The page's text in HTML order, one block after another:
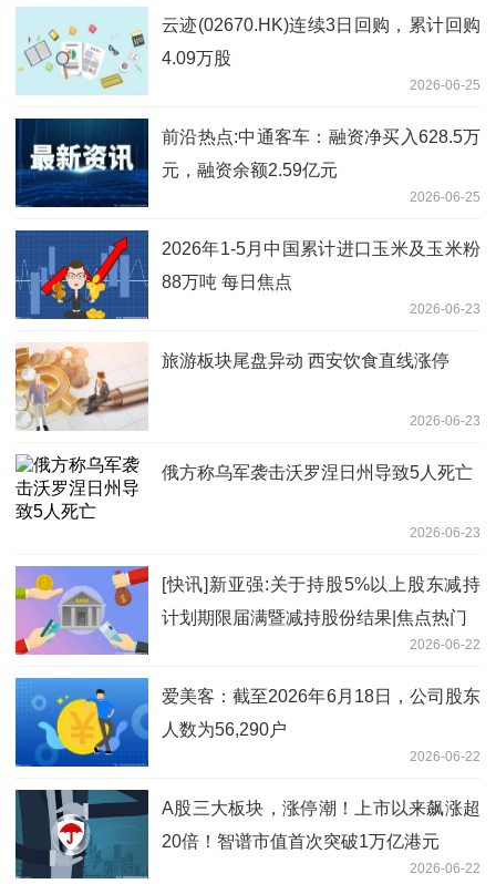
云迹(02670.HK)连续3日回购，累计回购
4.09万股
2026-06-25
前沿热点:中通客车：融资净买入628.5万
元，融资余额2.59亿元
2026-06-25
2026年1-5月中国累计进口玉米及玉米粉
88万吨 每日焦点
2026-06-23
旅游板块尾盘异动 西安饮食直线涨停
2026-06-23
俄方称乌军袭击沃罗涅日州导致5人死亡
2026-06-23
[快讯]新亚强:关于持股5%以上股东减持
计划期限届满暨减持股份结果|焦点热门
2026-06-22
爱美客：截至2026年6月18日，公司股东
人数为56,290户
2026-06-22
A股三大板块，涨停潮！上市以来飙涨超
20倍！智谱市值首次突破1万亿港元
2026-06-22